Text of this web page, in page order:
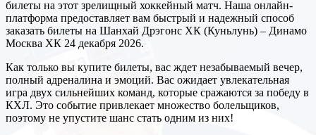
билеты на этот зрелищный хоккейный матч. Наша онлайн-
платформа предоставляет вам быстрый и надежный способ
заказать билеты на Шанхай Дрэгонс ХК (Куньлунь) – Динамо
Москва ХК 24 декабря 2026.
Как только вы купите билеты, вас ждет незабываемый вечер,
полный адреналина и эмоций. Вас ожидает увлекательная
игра двух сильнейших команд, которые сражаются за победу в
КХЛ. Это событие привлекает множество болельщиков,
поэтому не упустите шанс стать одним из них!